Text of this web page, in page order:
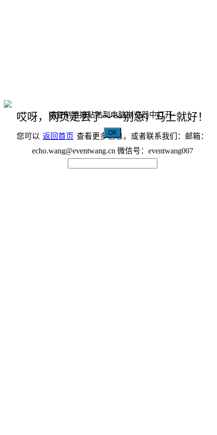
哎呀，网页走丢了～～别急，马上就好！
您可以 返回首页 查看更多信息，或者联系我们：邮箱：
echo.wang@eventwang.cn 微信号：eventwang007
请复制链接粘贴到电脑浏览器中打开~
OK